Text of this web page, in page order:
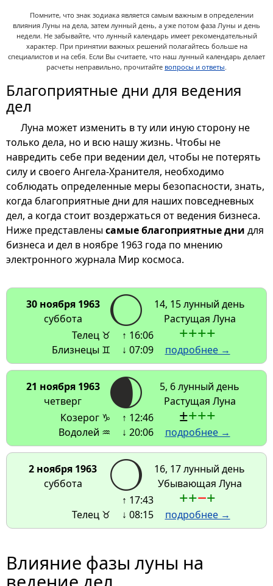
Помните, что знак зодиака является самым важным в определении
влияния Луны на дела, затем лунный день, а уже потом фаза Луны и день
недели. Не забывайте, что лунный календарь имеет рекомендательный
характер. При принятии важных решений полагайтесь больше на
специалистов и на себя. Если Вы считаете, что наш лунный календарь делает
расчеты неправильно, прочитайте вопросы и ответы
Благоприятные дни для ведения
дел
Луна может изменить в ту или иную сторону не
только дела, но и всю нашу жизнь. Чтобы не
навредить себе при ведении дел, чтобы не потерять
силу и своего Ангела-Хранителя, необходимо
соблюдать определенные меры безопасности, знать,
когда благоприятные дни для наших повседневных
дел, а когда стоит воздержаться от ведения бизнеса.
Ниже представленысамые благоприятные дни для
бизнеса и дел в ноябре 1963 года по мнению
электронного журнала Мир космоса.
30 ноября 1963
суббота
14, 15 лунный день
Растущая Луна
Телец ♉
Близнецы ♊
↑ 16:06
↓ 07:09
++++
подробнее →
21 ноября 1963
четверг
5, 6 лунный день
Растущая Луна
Козерог ♑
Водолей ♒
↑ 12:46
↓ 20:06
±+++
подробнее →
2 ноября 1963
суббота
16, 17 лунный день
Убывающая Луна
Телец ♉
↑ 17:43
↓ 08:15
++−+
подробнее →
Влияние фазы луны на